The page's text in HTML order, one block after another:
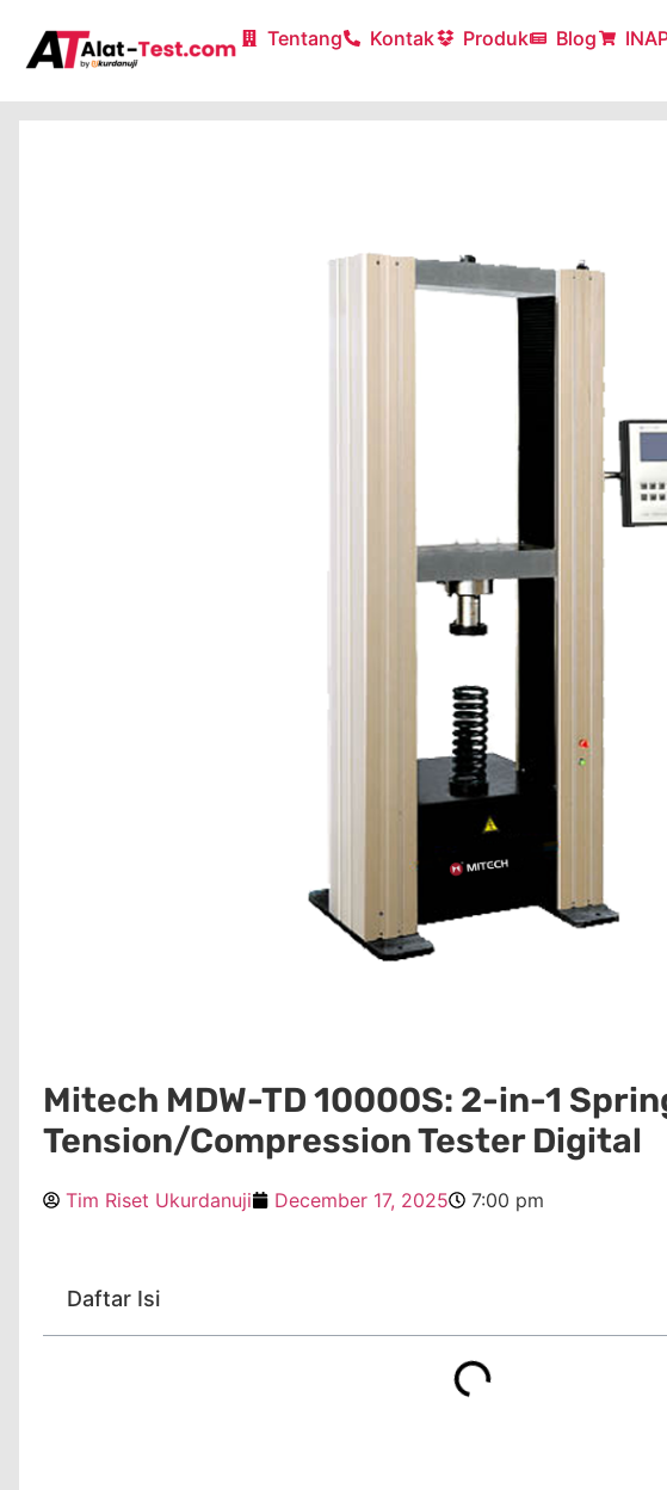
Tentang Kontak Produk Blog
Mitech MDW-TD 10000S: 2-in-1
Tension/Compression Tester Digital
Tim Riset Ukurdanuji December 17, 2025 7:00 pm
Daftar Isi